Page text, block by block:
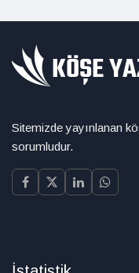
Sitemizde yayınlanan
sorumludur.